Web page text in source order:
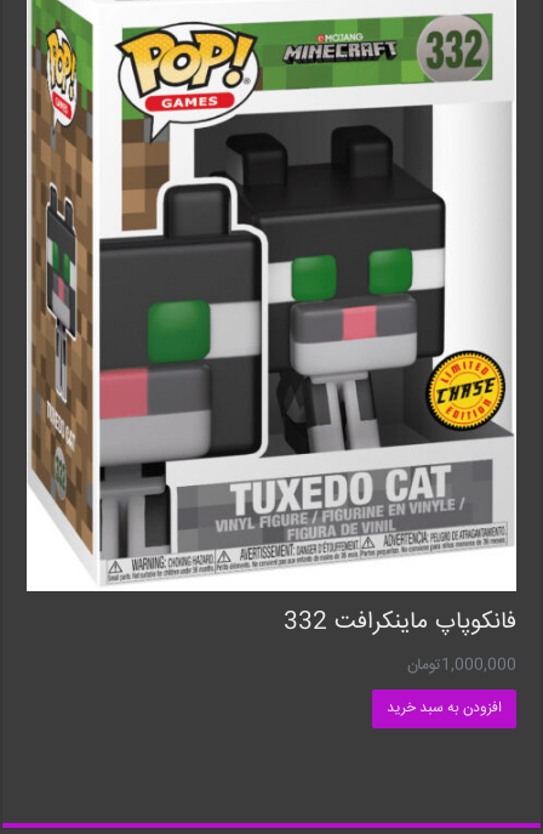
فانکوپاپ ماینکرافت 332
1,000,000تومان
افزودن به سبد خرید